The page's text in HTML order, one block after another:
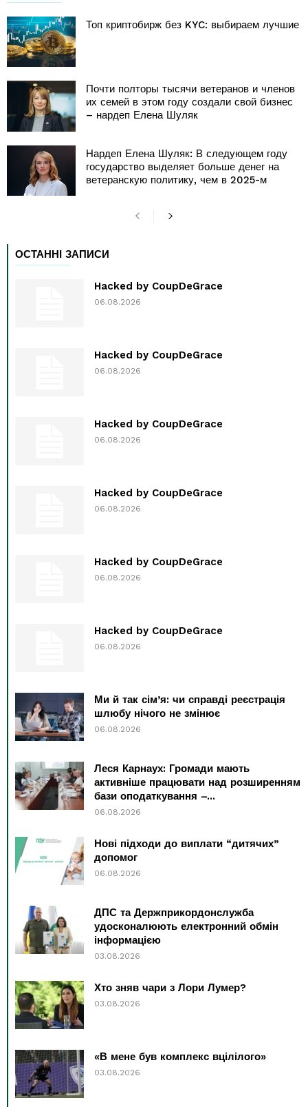
Топ криптобирж без KYC: выбираем лучшие
Почти полторы тысячи ветеранов и членов
их семей в этом году создали свой бизнес
– нардеп Елена Шуляк
Нардеп Елена Шуляк: В следующем году
государство выделяет больше денег на
ветеранскую политику, чем в 2025-м
ОСТАННІ ЗАПИСИ
Hacked by CoupDeGrace
06.08.2026
Hacked by CoupDeGrace
06.08.2026
Hacked by CoupDeGrace
06.08.2026
Hacked by CoupDeGrace
06.08.2026
Hacked by CoupDeGrace
06.08.2026
Hacked by CoupDeGrace
06.08.2026
Ми й так сім’я: чи справді реєстрація
шлюбу нічого не змінює
06.08.2026
Леся Карнаух: Громади мають
активніше працювати над розширенням
бази оподаткування –...
06.08.2026
Нові підходи до виплати “дитячих”
допомог
06.08.2026
ДПС та Держприкордонслужба
удосконалюють електронний обмін
інформацією
03.08.2026
Хто зняв чари з Лори Лумер?
03.08.2026
«В мене був комплекс вцілілого»
03.08.2026